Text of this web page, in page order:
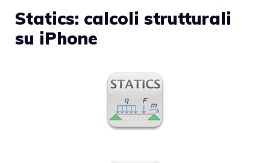
Statics: calcoli strutturali
su iPhone